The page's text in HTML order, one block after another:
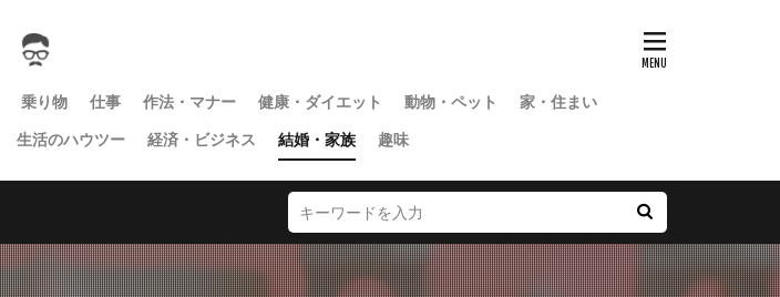
乗り物 仕事 作法・マナー 健康・ダイエット 動物・ペット
家・住まい
生活のハウツー 経済・ビジネス 結婚・家族 趣味